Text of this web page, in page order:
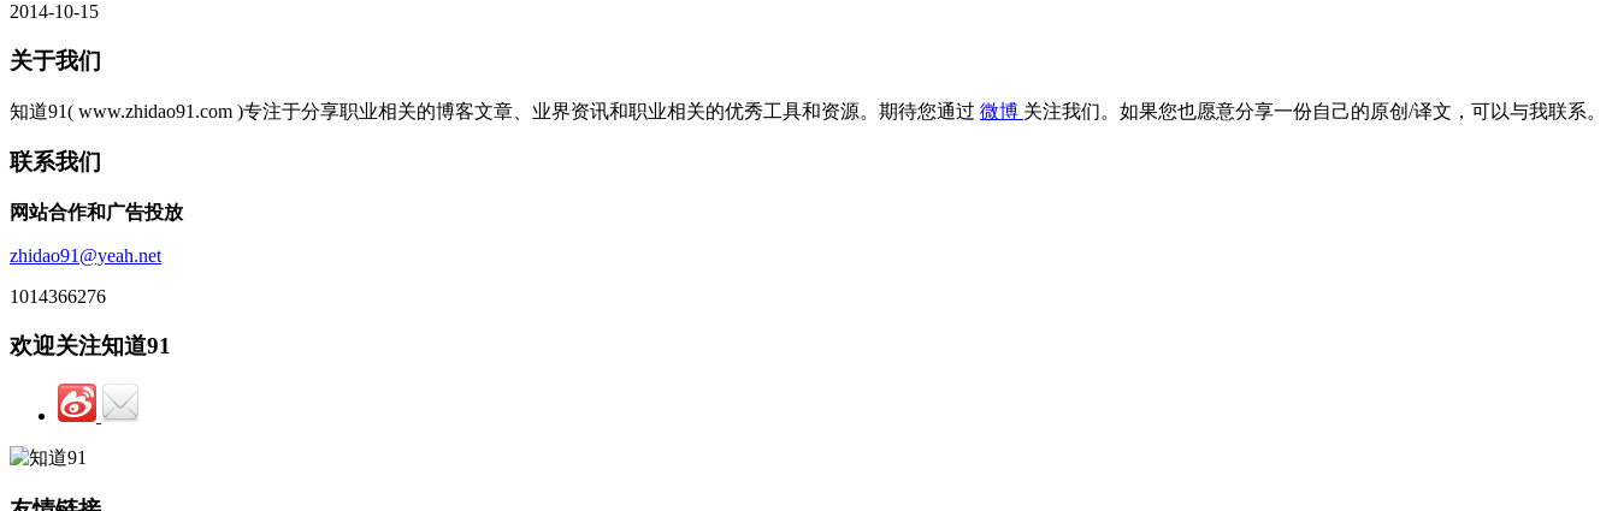
2014-10-15
关于我们
知道91( www.zhidao91.com )专注于分享职业相关的博客文章、业界资讯和职业相关的优秀工具和资源。期待您通过 微博 关注我们。如果您也愿意分享一份自己的原创/译文，可以与我联系。
联系我们
网站合作和广告投放
zhidao91@yeah.net
1014366276
欢迎关注知道91